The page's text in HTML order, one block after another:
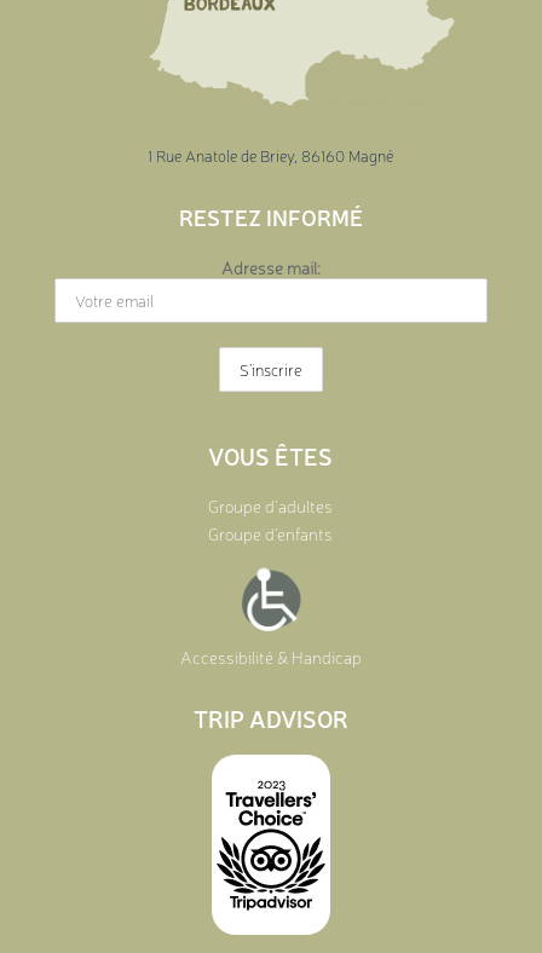
1 Rue Anatole de Briey, 86160 Magné
RESTEZ INFORMÉ
Adresse mail:
VOUS ÊTES
Groupe d’adultes
Groupe d’enfants
Accessibilité & Handicap
TRIP ADVISOR